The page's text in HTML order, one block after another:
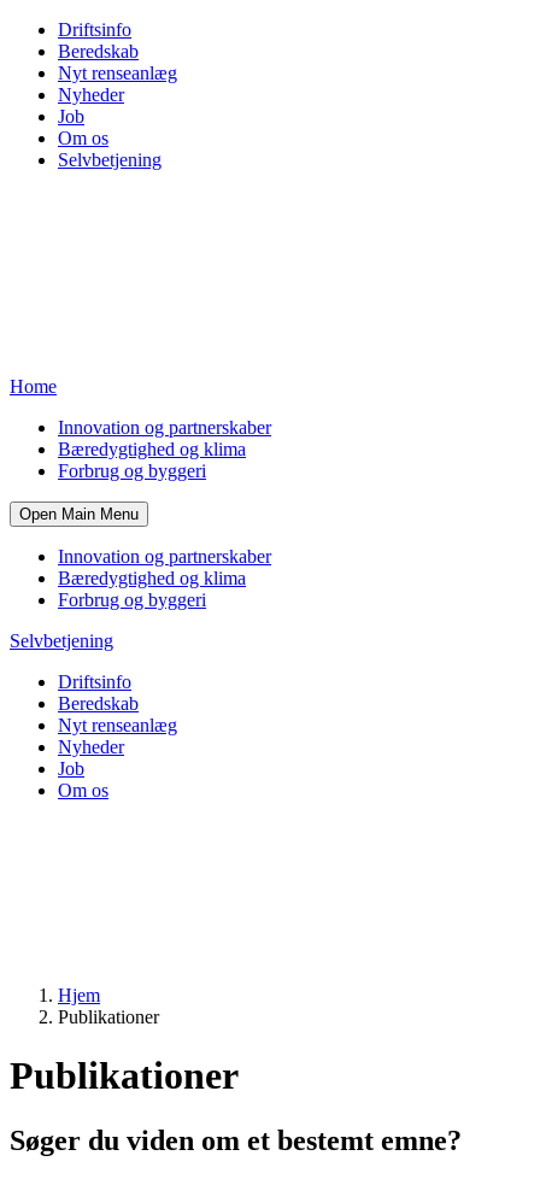
Driftsinfo
Beredskab
Nyt renseanlæg
Nyheder
Job
Om os
Selvbetjening
Home
Innovation og partnerskaber
Bæredygtighed og klima
Forbrug og byggeri
Open Main Menu
Innovation og partnerskaber
Bæredygtighed og klima
Forbrug og byggeri
Selvbetjening
Driftsinfo
Beredskab
Nyt renseanlæg
Nyheder
Job
Om os
Hjem
Publikationer
Publikationer
Søger du viden om et bestemt emne?